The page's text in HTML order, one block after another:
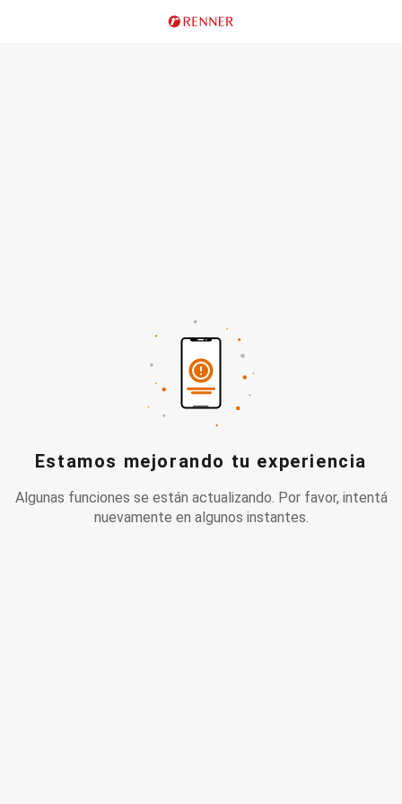
Estamos mejorando tu experiencia
Algunas funciones se están actualizando. Por favor, intentá
nuevamente en algunos instantes.